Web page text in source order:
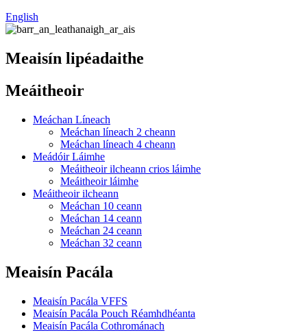
English
Meaisín lipéadaithe
Meáitheoir
Meáchan Líneach
Meáchan líneach 2 cheann
Meáchan líneach 4 cheann
Meádóir Láimhe
Meáitheoir ilcheann crios láimhe
Meáitheoir láimhe
Meáitheoir ilcheann
Meáchan 10 ceann
Meáchan 14 ceann
Meáchan 24 ceann
Meáchan 32 ceann
Meaisín Pacála
Meaisín Pacála VFFS
Meaisín Pacála Pouch Réamhdhéanta
Meaisín Pacála Cothrománach